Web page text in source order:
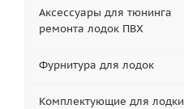
Аксессуары для тюнинга
ремонта лодок ПВХ
Фурнитура для лодок
Комплектующие для лодки